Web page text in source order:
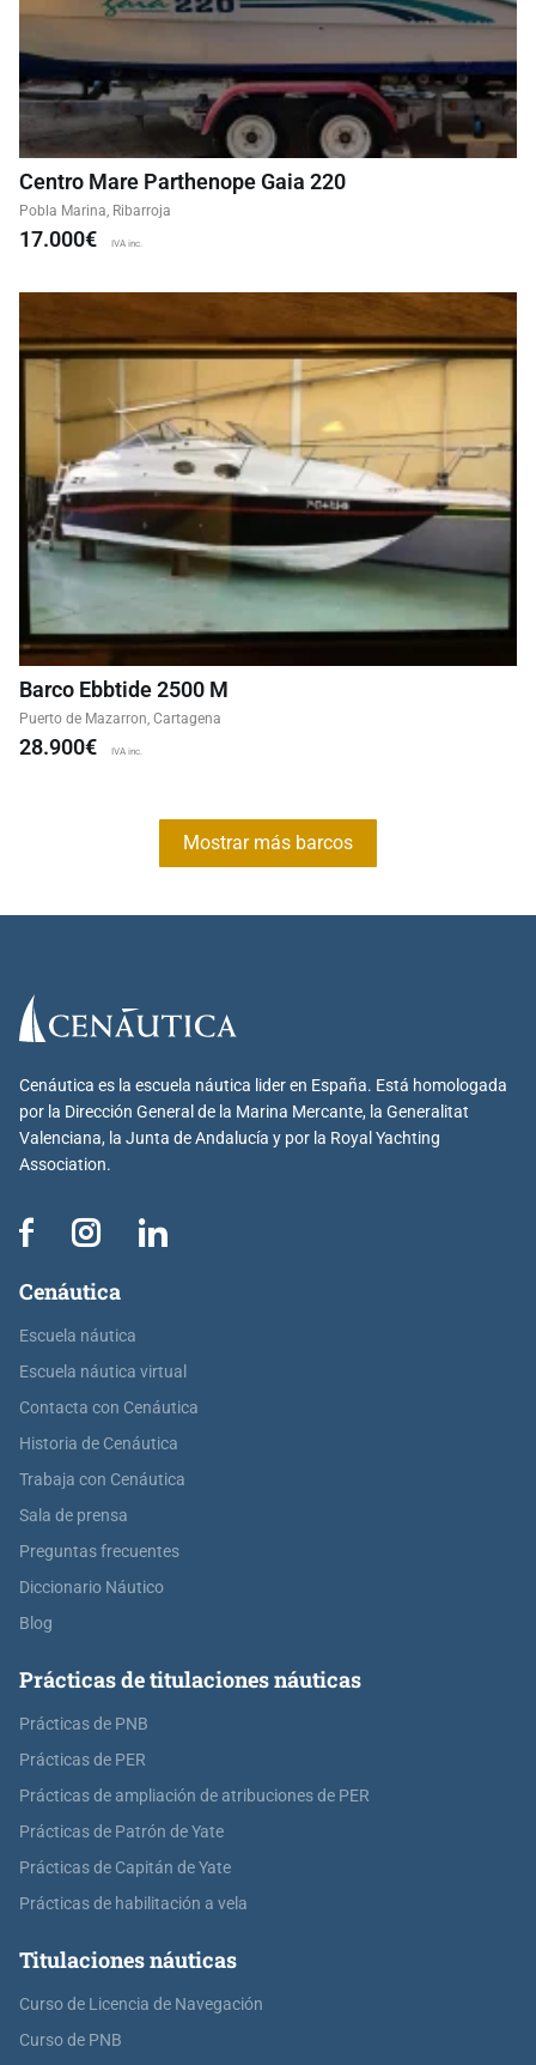
Centro Mare Parthenope Gaia 220
Pobla Marina, Ribarroja
17.000€ IVA inc.
Barco Ebbtide 2500 M
Puerto de Mazarron, Cartagena
28.900€ IVA inc.
Mostrar más barcos
Cenáutica es la escuela náutica lider en España. Está homologada
por la Dirección General de la Marina Mercante, la Generalitat
Valenciana, la Junta de Andalucía y por la Royal Yachting
Association.
Cenáutica
Escuela náutica
Escuela náutica virtual
Contacta con Cenáutica
Historia de Cenáutica
Trabaja con Cenáutica
Sala de prensa
Preguntas frecuentes
Diccionario Náutico
Blog
Prácticas de titulaciones náuticas
Prácticas de PNB
Prácticas de PER
Prácticas de ampliación de atribuciones de PER
Prácticas de Patrón de Yate
Prácticas de Capitán de Yate
Prácticas de habilitación a vela
Titulaciones náuticas
Curso de Licencia de Navegación
Curso de PNB